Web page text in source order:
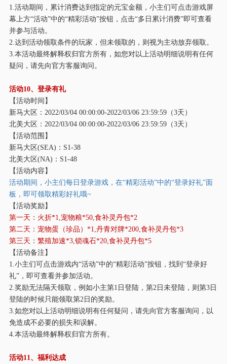
1.活动期间，累计消费达到指定的元宝金额，小主们可点击游戏屏
幕上方“活动”中的“精彩活动”按钮，点击“多日累计消费”即可查看
并参与活动。
2.达到活动领取条件的玩家，但未领取的，则视为主动放弃领取。
3.本活动最终解释权归官方所有，如您对以上活动明细说明有任何
疑问，请先向官方客服询问。
活动10、登录有礼
【活动时间】
新马大区： 2022/03/04 00:00:00-2022/03/06 23:59:59（3天）
北美大区： 2022/03/04 00:00:00-2022/03/06 23:59:59（3天）
【活动范围】
新马大区(SEA)：S1-38
北美大区(NA)：S1-48
【活动内容】
活动期间，小主们每日登录游戏，在“精彩活动”中的“登录好礼”面
板，即可领取精彩好礼哦~
【活动奖励】
第一天：火折*1,宠物粮*50,食补灵丹包*2
第二天：宠物蛋（珍品） *1,丹青对牌*200,食补灵丹包*3
第三天：繁殖加速*3,锁魂石*20,食补灵丹包*5
【活动备注】
1.小主们可点击游戏内“活动”中的“精彩活动”按钮，找到“登录好
礼”，即可查看并参加活动。
2.奖励无法隔天领取，例如小主第1日登陆，第2日未登陆，则第3日
登陆的时候只能领取第2日的奖励。
3.如您对以上活动明细说明有任何疑问，请先向官方客服询问，以
免造成不必要的损失和误解。
4.本活动最终解释权归官方所有。
活动11、福利达成